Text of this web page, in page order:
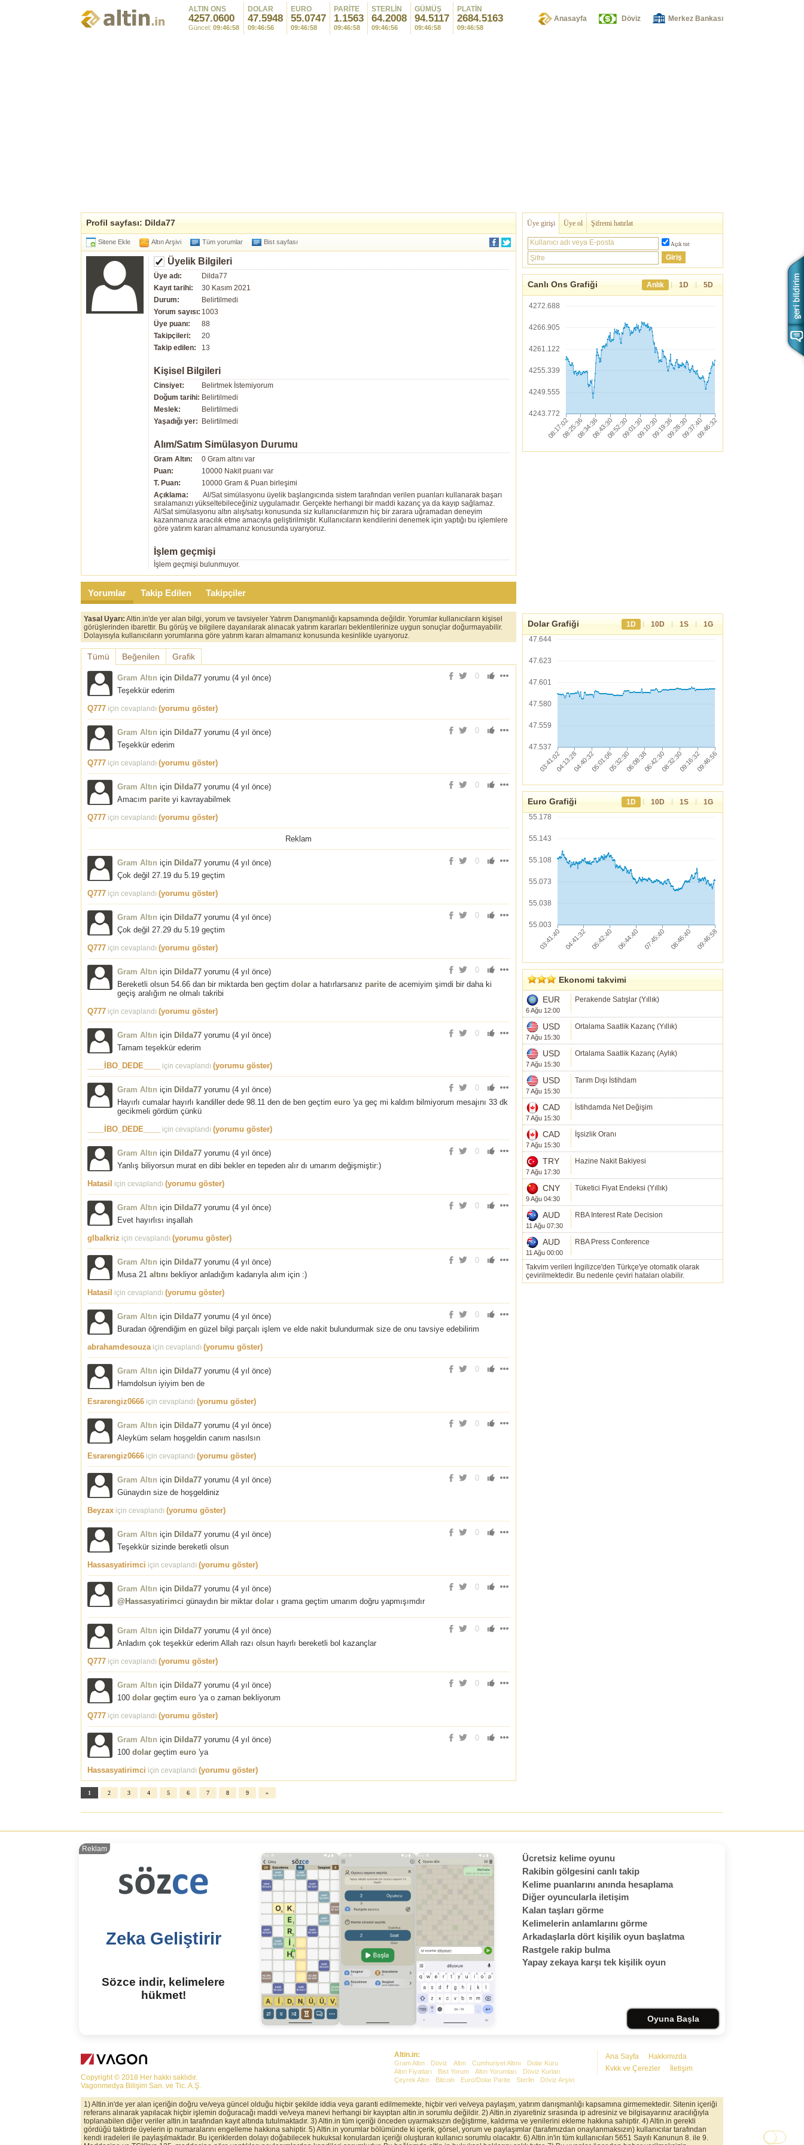
ALTIN ONS
4257.0600
Güncel: 09:46:58
DOLAR
47.5948
09:46:56
EURO
55.0747
09:46:58
PARİTE
1.1563
09:46:58
STERLİN
64.2008
09:46:56
GÜMÜŞ
94.5117
09:46:58
PLATİN
2684.5163
09:46:58
Anasayfa Döviz Merkez Bankası
Profil sayfası: Dilda77
Sitene Ekle Altın Arşivi Tüm yorumlar Bist sayfası
Üyelik Bilgileri
Üye adı:
Dilda77
Kayıt tarihi:
30 Kasım 2021
Durum:
Belirtilmedi
Yorum sayısı: 1003
Üye puanı:
88
Takipçileri:
20
Takip edilen:
13
Kişisel Bilgileri
Cinsiyet:
Belirtmek İstemiyorum
Doğum tarihi: Belirtilmedi
Meslek:
Belirtilmedi
Yaşadığı yer:
Belirtilmedi
Alım/Satım Simülasyon Durumu
Gram Altın:
0 Gram altını var
Puan:
10000 Nakit puanı var
T. Puan:
10000 Gram & Puan birleşimi
Açıklama:
Al/Sat simülasyonu üyelik başlangıcında sistem tarafından verilen puanları kullanarak başarı
sıralamanızı yükseltebileceğiniz uygulamadır. Gerçekte herhangi bir maddi kazanç ya da kayıp sağlamaz.
Al/Sat simülasyonu altın alış/satışı konusunda siz kullanıcılarımızın hiç bir zarara uğramadan deneyim
kazanmanıza aracılık etme amacıyla geliştirilmiştir. Kullanıcıların kendilerini denemek için yaptığı bu işlemlere
göre yatırım kararı almamanız konusunda uyarıyoruz.
İşlem geçmişi
İşlem geçmişi bulunmuyor.
Yorumlar Takip Edilen Takipçiler
Yasal Uyarı: Altin.in'de yer alan bilgi, yorum ve tavsiyeler Yatırım Danışmanlığı kapsamında değildir. Yorumlar kullanıcıların kişisel
görüşlerinden ibarettir. Bu görüş ve bilgilere dayanılarak alınacak yatırım kararları beklentilerinize uygun sonuçlar doğurmayabilir.
Dolayısıyla kullanıcıların yorumlarına göre yatırım kararı almamanız konusunda kesinlikle uyarıyoruz.
Tümü Beğenilen Grafik
0
Gram Altın için Dilda77 yorumu (4 yıl önce)
Teşekkür ederim
Q777 için cevaplandı (yorumu göster)
0
Gram Altın için Dilda77 yorumu (4 yıl önce)
Teşekkür ederim
Q777 için cevaplandı (yorumu göster)
0
Gram Altın için Dilda77 yorumu (4 yıl önce)
Amacım parite yi kavrayabilmek
Q777 için cevaplandı (yorumu göster)
Reklam
0
Gram Altın için Dilda77 yorumu (4 yıl önce)
Çok değil 27.19 du 5.19 geçtim
Q777 için cevaplandı (yorumu göster)
0
Gram Altın için Dilda77 yorumu (4 yıl önce)
Çok değil 27.29 du 5.19 geçtim
Q777 için cevaplandı (yorumu göster)
0
Gram Altın için Dilda77 yorumu (4 yıl önce)
Bereketli olsun 54.66 dan bir miktarda ben geçtim dolar a hatırlarsanız parite de acemiyim şimdi bir daha ki
geçiş aralığım ne olmalı takribi
Q777 için cevaplandı (yorumu göster)
0
Gram Altın için Dilda77 yorumu (4 yıl önce)
Tamam teşekkür ederim
____İBO_DEDE____
için cevaplandı (yorumu göster)
0
Gram Altın için Dilda77 yorumu (4 yıl önce)
Hayırlı cumalar hayırlı kandiller dede 98.11 den de ben geçtim euro 'ya geç mi kaldım bilmiyorum mesajını 33 dk
gecikmeli gördüm çünkü
____İBO_DEDE____
için cevaplandı (yorumu göster)
0
Gram Altın için Dilda77 yorumu (4 yıl önce)
Yanlış biliyorsun murat en dibi bekler en tepeden alır dı umarım değişmiştir:)
Hatasil
için cevaplandı (yorumu göster)
0
Gram Altın için Dilda77 yorumu (4 yıl önce)
Evet hayırlısı inşallah
glbalkriz için cevaplandı (yorumu göster)
0
Gram Altın için Dilda77 yorumu (4 yıl önce)
Musa 21 altını bekliyor anladığım kadarıyla alım için :)
Hatasil
için cevaplandı (yorumu göster)
0
Gram Altın için Dilda77 yorumu (4 yıl önce)
Buradan öğrendiğim en güzel bilgi parçalı işlem ve elde nakit bulundurmak size de onu tavsiye edebilirim
abrahamdesouzaiçin cevaplandı (yorumu göster)
0
Gram Altın için Dilda77 yorumu (4 yıl önce)
Hamdolsun iyiyim ben de
Esrarengiz0666 için cevaplandı (yorumu göster)
0
Gram Altın için Dilda77 yorumu (4 yıl önce)
Aleyküm selam hoşgeldin canım nasılsın
Esrarengiz0666 için cevaplandı (yorumu göster)
0
Gram Altın için Dilda77 yorumu (4 yıl önce)
Günaydın size de hoşgeldiniz
Beyzax için cevaplandı (yorumu göster)
0
Gram Altın için Dilda77 yorumu (4 yıl önce)
Teşekkür sizinde bereketli olsun
Hassasyatirimci için cevaplandı (yorumu göster)
0
Gram Altın için Dilda77 yorumu (4 yıl önce)
@Hassasyatirimci günaydın bir miktar dolar ı grama geçtim umarım doğru yapmışımdır
0
Gram Altın için Dilda77 yorumu (4 yıl önce)
Anladım çok teşekkür ederim Allah razı olsun hayrlı bereketli bol kazançlar
Q777 için cevaplandı (yorumu göster)
0
Gram Altın için Dilda77 yorumu (4 yıl önce)
100 dolar geçtim euro 'ya o zaman bekliyorum
Q777 için cevaplandı (yorumu göster)
0
Gram Altın için Dilda77 yorumu (4 yıl önce)
100 dolar geçtim euro 'ya
Hassasyatirimci için cevaplandı (yorumu göster)
1 2 3 4 5 6 7 8 9 »
Üye girişi Üye ol Şifremi hatırlat
Kullanıcı adı veya E-posta Açık tut
Şifre
Canlı Ons Grafiği Anlık | 1D | 5D
4272.688
4266.905
4261.122
4255.339
4249.555
4243.772
Dolar Grafiği 1D | 10D | 1S |
1G
47.644
47.623
47.601
47.580
47.559
47.537
Euro Grafiği 1D | 10D | 1S |
1G
55.178
55.143
55.108
55.073
55.038
55.003
Ekonomi takvimi
EUR
6 Ağu 12:00
Perakende Satışlar (Yıllık)
USD
7 Ağu 15:30
Ortalama Saatlik Kazanç (Yıllık)
USD
7 Ağu 15:30
Ortalama Saatlik Kazanç (Aylık)
USD
7 Ağu 15:30
Tarım Dışı İstihdam
CAD
7 Ağu 15:30
İstihdamda Net Değişim
CAD
7 Ağu 15:30
İşsizlik Oranı
TRY
7 Ağu 17:30
Hazine Nakit Bakiyesi
CNY
9 Ağu 04:30
Tüketici Fiyat Endeksi (Yıllık)
AUD
11 Ağu 07:30
RBA Interest Rate Decision
AUD
11 Ağu 00:00
RBA Press Conference
Takvim verileri İngilizce'den Türkçe'ye otomatik olarak
çevirilmektedir. Bu nedenle çeviri hataları olabilir.
Zeka Geliştirir
Sözce indir, kelimelere
hükmet!
Ücretsiz kelime oyunu
Rakibin gölgesini canlı takip
Kelime puanlarını anında hesaplama
Diğer oyuncularla iletişim
Kalan taşları görme
Kelimelerin anlamlarını görme
Arkadaşlarla dört kişilik oyun başlatma
Rastgele rakip bulma
Yapay zekaya karşı tek kişilik oyun
Oyuna Başla
Reklam
Ana Sayfa
Hakkımızda
Kvkk ve Çerezler
İletişim
Altin.in:
Gram Altın Döviz Altın Cumhuriyet Altını
Dolar Kuru
Altın Fiyatları
Bist Yorum Altın Yorumları
Döviz Kurları
Çeyrek Altın
Bitcoin Euro/Dolar Parite Sterlin Döviz Arşivi
Copyright © 2018 Her hakkı saklıdır.
Vagonmedya Bilişim San. ve Tic. A.Ş.
1) Altin.in'de yer alan içeriğin doğru ve/veya güncel olduğu hiçbir şekilde iddia veya garanti edilmemekte, hiçbir veri ve/veya paylaşım, yatırım danışmanlığı kapsamına girmemektedir. Sitenin içeriği
referans alınarak yapılacak hiçbir işlemin doğuracağı maddi ve/veya manevi herhangi bir kayıptan altin.in sorumlu değildir. 2) Altin.in ziyaretiniz sırasında ip adresiniz ve bilgisayarınız aracılığıyla
toplanabilen diğer veriler altin.in tarafından kayıt altında tutulmaktadır. 3) Altin.in tüm içeriği önceden uyarmaksızın değiştirme, kaldırma ve yenilerini ekleme hakkına sahiptir. 4) Altin.in gerekli
gördüğü taktirde üyelerin ip numaralarını engelleme hakkına sahiptir. 5) Altin.in yorumlar bölümünde ki içerik, görsel, yorum ve paylaşımlar (tarafımızdan onaylanmaksızın) kullanıcılar tarafından
kendi iradeleri ile paylaşılmaktadır. Bu içeriklerden dolayı doğabilecek hukuksal konulardan içeriği oluşturan kullanıcı sorumlu olacaktır. 6) Altin.in'in tüm kullanıcıları 5651 Sayılı Kanunun 8. ile 9.